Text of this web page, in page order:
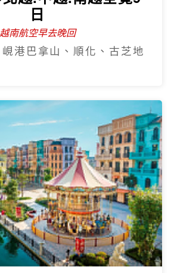
日
越南航空早去晚回
港巴拿山、順化、古芝地